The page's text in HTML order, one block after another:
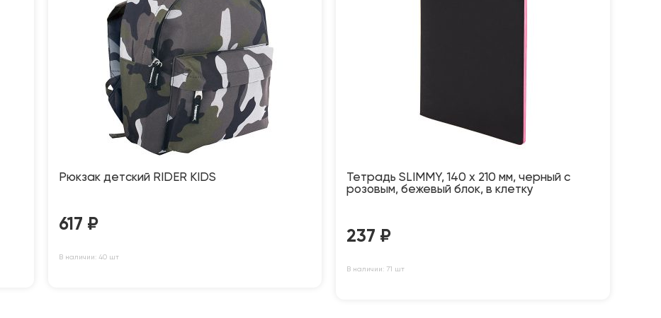
Рюкзак детский RIDER KIDS
617 ₽
В наличии: 40 шт
Тетрадь SLIMMY, 140 х 210 мм, черный с
розовым, бежевый блок, в клетку
237 ₽
В наличии: 71 шт